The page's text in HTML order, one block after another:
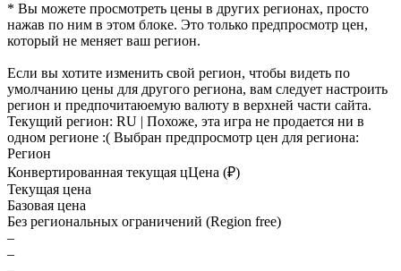
* Вы можете просмотреть цены в других регионах, просто
нажав по ним в этом блоке. Это только предпросмотр цен,
который не меняет ваш регион.
Если вы хотите изменить свой регион, чтобы видеть по
умолчанию цены для другого региона, вам следует настроить
регион и предпочитаюемую валюту в верхней части сайта.
Текущий регион: RU | Похоже, эта игра не продается ни в
одном регионе :( Выбран предпросмотр цен для региона:
Регион
Конвертированная текущая цЦена (₽)
Текущая цена
Базовая цена
Без региональных ограничений (Region free)
–
–